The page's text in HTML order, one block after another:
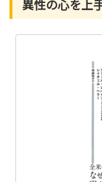
異性の心を上